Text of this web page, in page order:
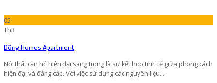
05
Th3
Dũng Homes Apartment
Nội thất căn hộ hiện đại sang trọng là sự kết hợp tinh tế giữa phong cách
hiện đại và đẳng cấp. Với việc sử dụng các nguyên liệu...